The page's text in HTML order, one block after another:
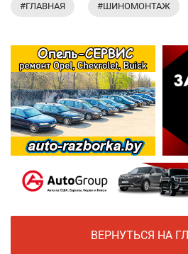
#ГЛАВНАЯ #ШИНОМОНТАЖ
ВЕРНУТЬСЯ НА